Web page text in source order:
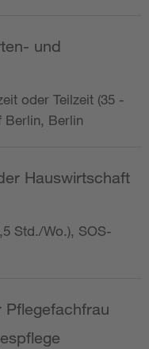
und
oder Teilzeit (35 -
Berlin, Berlin
Hauswirtschaft
Std./Wo.), SOS-